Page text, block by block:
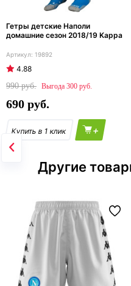
Гетры детские Наполи
домашние сезон 2018/19 Kappa
19892
4.88
990
300
690
+
Другие